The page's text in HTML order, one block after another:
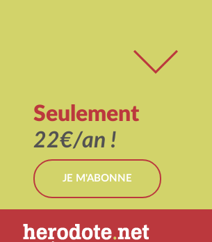
Seulement
22€/an !
JE M'ABONNE